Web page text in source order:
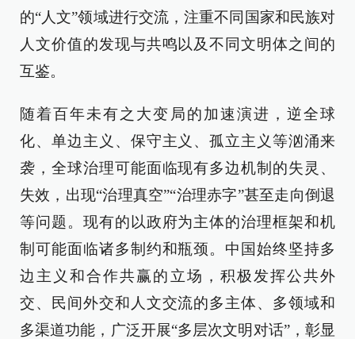
的“人文”领域进行交流，注重不同国家和民族对
人文价值的发现与共鸣以及不同文明体之间的
互鉴。
随着百年未有之大变局的加速演进，逆全球
化、单边主义、保守主义、孤立主义等汹涌来
袭，全球治理可能面临现有多边机制的失灵、
失效，出现“治理真空”“治理赤字”甚至走向倒退
等问题。现有的以政府为主体的治理框架和机
制可能面临诸多制约和瓶颈。中国始终坚持多
边主义和合作共赢的立场，积极发挥公共外
交、民间外交和人文交流的多主体、多领域和
多渠道功能，广泛开展“多层次文明对话”，彰显